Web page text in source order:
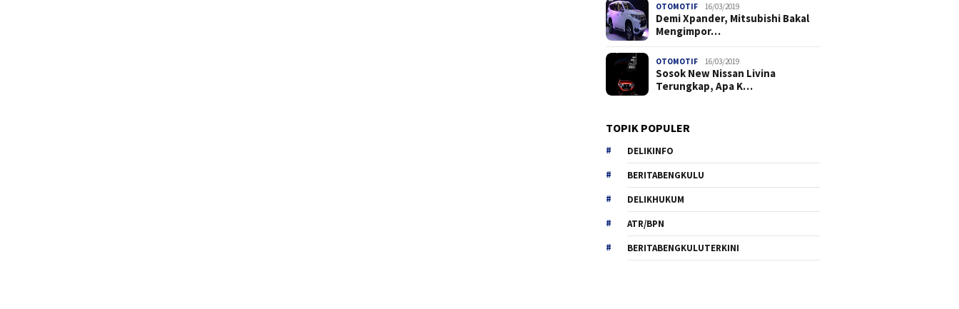
OTOMOTIF 16/03/2019
Demi Xpander, Mitsubishi Bakal
Mengimpor…
OTOMOTIF 16/03/2019
Sosok New Nissan Livina
Terungkap, Apa K…
TOPIK POPULER
DELIKINFO
BERITABENGKULU
DELIKHUKUM
ATR/BPN
BERITABENGKULUTERKINI